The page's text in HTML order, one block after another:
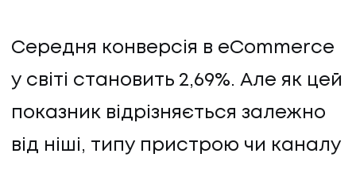
Середня конверсія в eCommerce
у світі становить 2,69%. Але як цей
показник відрізняється залежно
від ніші, типу пристрою чи каналу